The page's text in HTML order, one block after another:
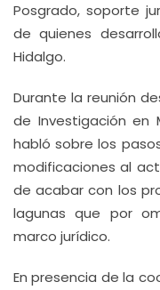
Posgrado, soporte
de quienes
Hidalgo.
Durante la reunión
de Investigación en
habló sobre los
modificaciones al
de acabar con los
lagunas que por
marco jurídico.
En presencia de la